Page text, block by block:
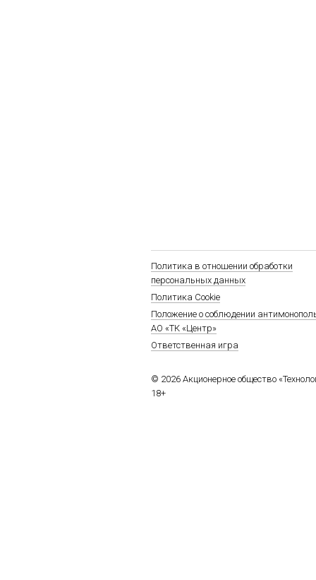
Политика в отношении обработки
персональных данных
Политика Cookie
Положение о соблюдении
АО «ТК «Центр»
Ответственная игра
© 2026 Акционерное общество
18+